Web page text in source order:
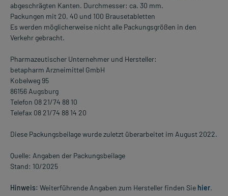
abgeschrägten Kanten. Durchmesser: ca. 30 mm.
Packungen mit 20, 40 und 100 Brausetabletten
Es werden möglicherweise nicht alle Packungsgrößen in den
Verkehr gebracht.
Pharmazeutischer Unternehmer und Hersteller:
betapharm Arzneimittel GmbH
Kobelweg 95
86156 Augsburg
Telefon 08 21/74 88 10
Telefax 08 21/74 88 14 20
Diese Packungsbeilage wurde zuletzt überarbeitet im August 2022.
Quelle: Angaben der Packungsbeilage
Stand: 10/2025
Hinweis: Weiterführende Angaben zum Hersteller finden Sie hier.